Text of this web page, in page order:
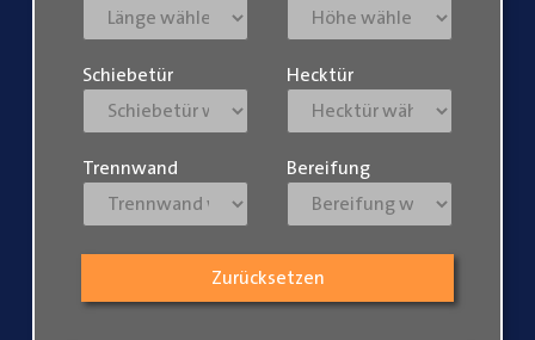
Schiebetür Hecktür
Trennwand Bereifung
Zurücksetzen